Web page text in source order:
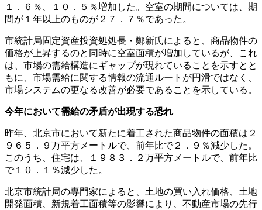
１．６％、１０．５％増加した。空室の期間については、期
間が１年以上のものが２７．７％であった。
市統計局固定資産投資処処長・鄭新氏によると、商品物件の
価格が上昇するのと同時に空室面積が増加しているが、これ
は、市場の需給構造にギャップが現れていることを示すとと
もに、市場需給に関する情報の流通ルートが円滑ではなく、
市場システムの更なる改善が必要であることを示している。
今年において需給の矛盾が出現する恐れ
昨年、北京市において新たに着工された商品物件の面積は２
９６５．９万平方メートルで、前年比で２．９％減少した。
このうち、住宅は、１９８３．２万平方メートルで、前年比
で１０．１％減少した。
北京市統計局の専門家によると、土地の買い入れ価格、土地
開発面積、新規着工面積等の影響により、不動産市場の先行